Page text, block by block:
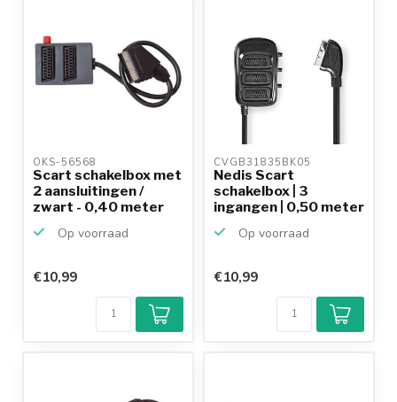
OKS-56568
Scart schakelbox met
2 aansluitingen /
zwart - 0,40 meter
Op voorraad
€10,99
CVGB31835BK05
Nedis Scart
schakelbox | 3
ingangen | 0,50 meter
Op voorraad
€10,99